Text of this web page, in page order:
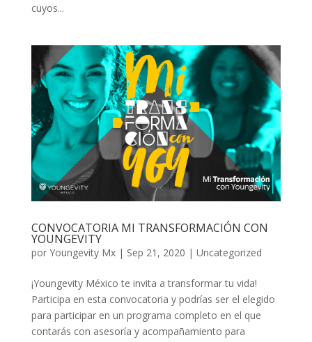
cuyos...
CONVOCATORIA MI TRANSFORMACIÓN CON
YOUNGEVITY
por Youngevity Mx| Sep 21, 2020 | Uncategorized
¡Youngevity México te invita a transformar tu vida!
Participa en esta convocatoria y podrías ser el elegido
para participar en un programa completo en el que
contarás con asesoría y acompañamiento para